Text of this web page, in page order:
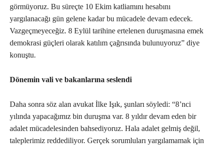
görmüyoruz. Bu süreçte 10 Ekim katliamını hesabını
yargılanacağı gün gelene kadar bu mücadele devam edecek.
Vazgeçmeyeceğiz. 8 Eylül tarihine ertelenen duruşmasına emek
demokrasi güçleri olarak katılım çağrısında bulunuyoruz” diye
konuştu.
Dönemin vali ve bakanlarına seslendi
Daha sonra söz alan avukat İlke Işık, şunları söyledi: “8’nci
yılında yapacağımız bin duruşma var. 8 yıldır devam eden bir
adalet mücadelesinden bahsediyoruz. Hala adalet gelmiş değil,
taleplerimiz reddediliyor. Gerçek sorumluları yargılamamak için